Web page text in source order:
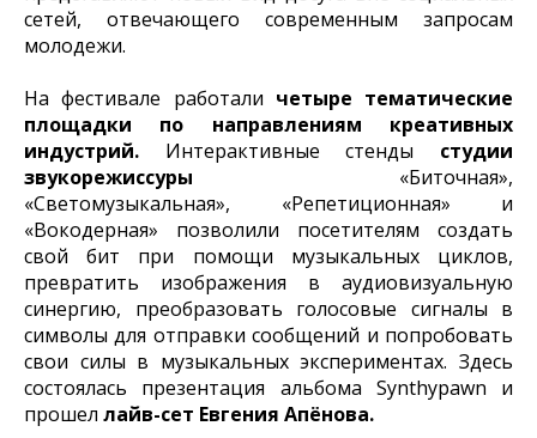
сетей, отвечающего современным запросам
молодежи.
На фестивале работали четыре тематические
площадки по направлениям креативных
индустрий. Интерактивные стенды студии
звукорежиссуры «Биточная»,
«Светомузыкальная», «Репетиционная» и
«Вокодерная» позволили посетителям создать
свой бит при помощи музыкальных циклов,
превратить изображения в аудиовизуальную
синергию, преобразовать голосовые сигналы в
символы для отправки сообщений и попробовать
свои силы в музыкальных экспериментах. Здесь
состоялась презентация альбома Synthypawn и
прошел лайв-сет Евгения Апёнова.